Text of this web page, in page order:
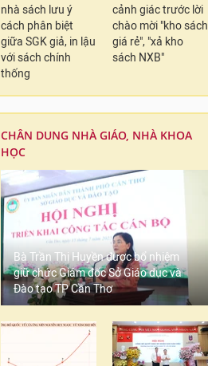
nhà sách lưu ý
cách phân biệt
giữa SGK giả, in lậu
với sách chính
thống
cảnh giác trước lời
chào mời "kho sách
giá rẻ", "xả kho
sách NXB"
CHÂN DUNG NHÀ GIÁO, NHÀ KHOA
HỌC
Bà Trần Thị Huyền được bổ nhiệm
giữ chức Giám đốc Sở Giáo dục và
Đào tạo TP Cần Thơ